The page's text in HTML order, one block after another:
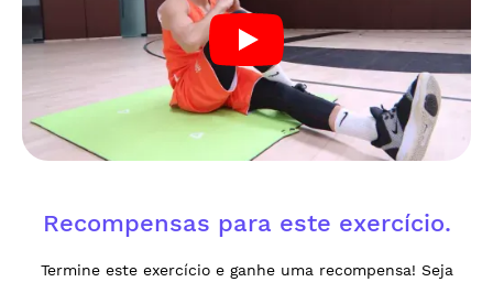
Recompensas para este exercício.
Termine este exercício e ganhe uma recompensa! Seja